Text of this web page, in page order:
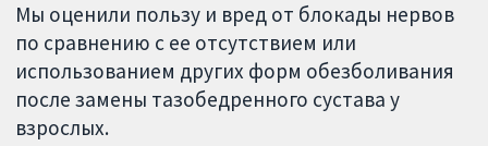
Мы оценили пользу и вред от блокады нервов
по сравнению с ее отсутствием или
использованием других форм обезболивания
после замены тазобедренного сустава у
взрослых.